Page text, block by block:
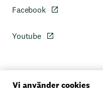
Facebook
Youtube
Personuppgiftspolicy
Vi använder cookies